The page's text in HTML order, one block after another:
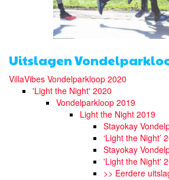
Uitslagen
VillaVibes Vondelparkloop 2020
'Light the Night' 2020
Vondelparkloop 2019
Light the Night 2019
Stayokay
‘Light the Night’
Stayokay
'Light the Night'
>> Eerdere